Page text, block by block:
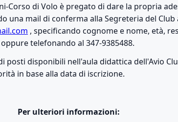
Corso di Volo è pregato di dare la propria
una mail di conferma alla Segreteria del Club
, specificando cognome e nome, età,
telefonando al 347-9385488.
posti disponibili nell'aula didattica dell'Avio
in base alla data di iscrizione.
Per ulteriori informazioni: